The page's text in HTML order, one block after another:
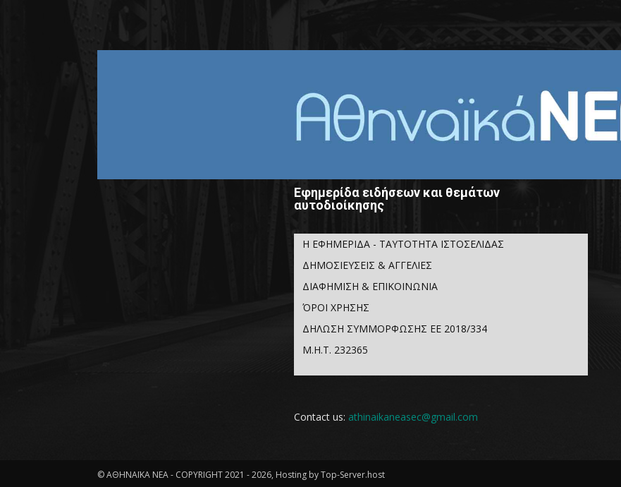
Εφημερίδα ειδήσεων και θεμάτων
αυτοδιοίκησης
Η ΕΦΗΜΕΡΙΔΑ - ΤΑΥΤΟΤΗΤΑ ΙΣΤΟΣΕΛΙΔΑΣ
ΔΗΜΟΣΙΕΥΣΕΙΣ & ΑΓΓΕΛΙΕΣ
ΔΙΑΦΗΜΙΣΗ & ΕΠΙΚΟΙΝΩΝΙΑ
ΌΡΟΙ ΧΡΗΣΗΣ
ΔΗΛΩΣΗ ΣΥΜΜΟΡΦΩΣΗΣ ΕΕ 2018/334
Μ.Η.Τ. 232365
Contact us: athinaikaneasec@gmail.com
© ΑΘΗΝΑΪΚΑ ΝΕΑ - COPYRIGHT 2021 - 2026, Hosting by Top-Server.host